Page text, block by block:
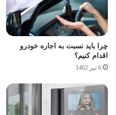
چرا باید نسبت به اجاره خودرو
اقدام کنیم؟
6 تیر 1402